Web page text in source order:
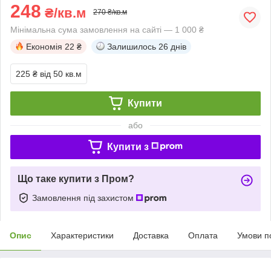
248 ₴/кв.м 270 ₴/кв.м
Мінімальна сума замовлення на сайті — 1 000 ₴
Економія 22 ₴ Залишилось 26 днів
225 ₴ від 50 кв.м
Купити
або
Купити з
Що таке купити з Пром?
Замовлення під захистом
Опис Характеристики Доставка Оплата Умови